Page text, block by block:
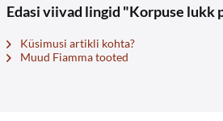
Edasi viivad lingid "Korpuse lukk
Küsimusi artikli kohta?
Muud Fiamma tooted